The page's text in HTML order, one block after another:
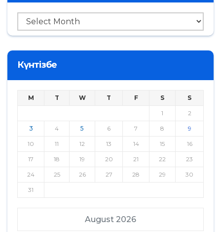
Мұрағат
Күнтізбе
August 2026
M T W T F S S
1 2
3 4 5 6 7 8 9
10 11 12 13 14 15 16
17 18 19 20 21 22 23
24 25 26 27 28 29 30
31